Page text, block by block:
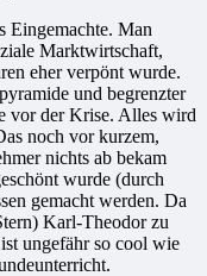
Eingemachte. Man
Marktwirtschaft,
eher verpönt wurde.
und begrenzter
vor der Krise. Alles wird
noch vor kurzem,
nichts ab bekam
wurde (durch
gemacht werden. Da
Karl-Theodor zu
ungefähr so cool wie